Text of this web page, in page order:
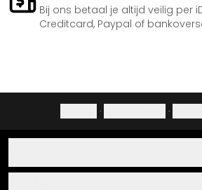
Bij ons betaal je altijd veilig per
Creditcard, Paypal of
· ·